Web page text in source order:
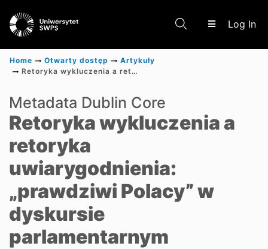
Log In
Scientific research results
Home Otwarty dostęp
Artykuły
Retoryka wykluczenia a retoryka uwiarygodnienia: „prawdziwi Polacy” w dyskursie parlamentarnym
Metadata Dublin Core
Retoryka wykluczenia a
retoryka
uwiarygodnienia:
„prawdziwi Polacy” w
dyskursie
parlamentarnym